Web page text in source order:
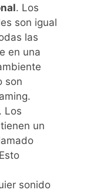
. Los
son igual
las
en una
son
. Los
un
sonido